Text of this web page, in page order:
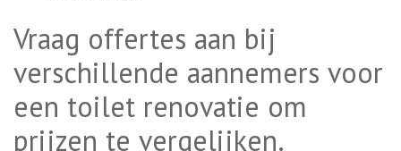
Vraag offertes aan bij
verschillende aannemers voor
een toilet renovatie om
prijzen te vergelijken.